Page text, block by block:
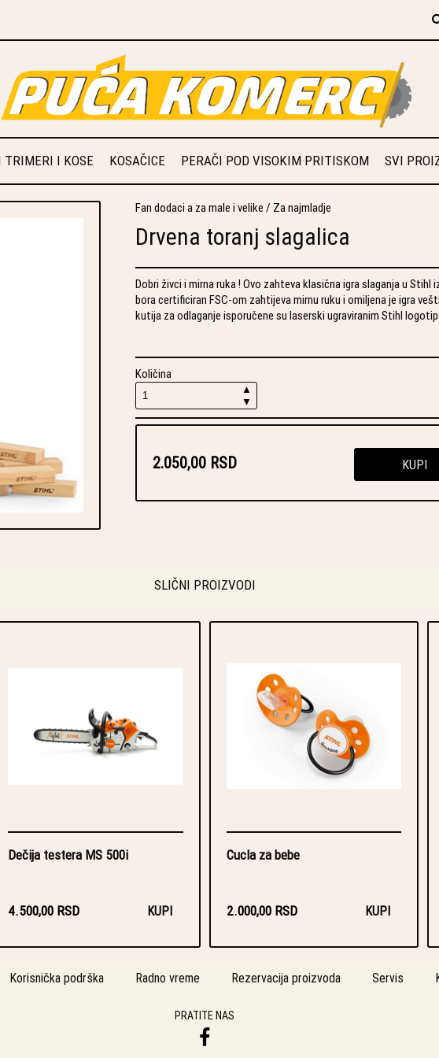
TRIMERI I KOSE KOSAČICE PERAČI POD VISOKIM PRITISKOM SVI
Fan dodaci a za male i velike / Za najmladje
Drvena toranj slagalica
Dobri živci i mirna ruka ! Ovo zahteva klasična igra slaganja u
bora certificiran FSC-om zahtijeva mirnu ruku i omiljena je igra
kutija za odlaganje isporučene su laserski ugraviranim Stihl
Količina
▲
▼
2.050,00 RSD KUPI
SLIČNI PROIZVODI
Dečija testera MS 500i
4.500,00 RSD KUPI
Cucla za bebe
2.000,00 RSD KUPI
Korisnička podrška Radno vreme Rezervacija proizvoda Servis
PRATITE NAS